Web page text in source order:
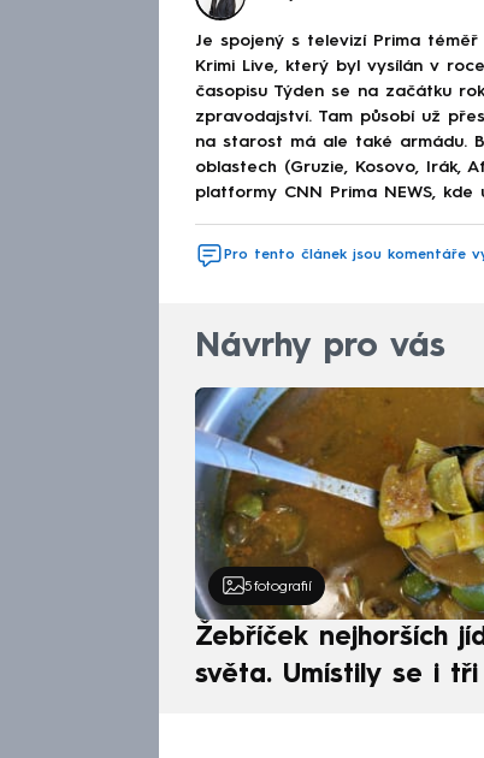
Je spojený s televizí Prima
Krimi Live, který byl vysílán v
časopisu Týden se na začátku
zpravodajství. Tam působí už
na starost má ale také armádu.
oblastech (Gruzie, Kosovo, Irák,
platformy CNN Prima NEWS,
Pro tento článek jsou komentáře
Návrhy pro vás
5 fotografií
Žebříček nejhorších
světa. Umístily se i tři